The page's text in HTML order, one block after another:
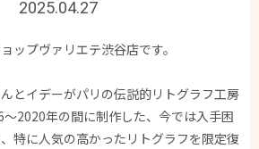
2025.04.27
ップヴァリエテ渋谷店です。
とイデーがパリの伝説的リトグラフ工房
～2020年の間に制作した、今では入手困
特に人気の高かったリトグラフを限定復